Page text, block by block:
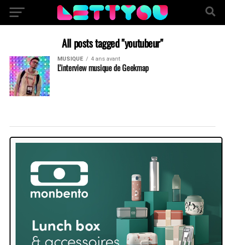
All posts tagged "youtubeur"
MUSIQUE 4 ans avant
L’interview musique de Geekmap